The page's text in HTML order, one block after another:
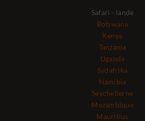
Safari - lande
Botswana
Kenya
Tanzania
Uganda
Sydafrika
Namibia
Seychellerne
Mozambique
Mauritius